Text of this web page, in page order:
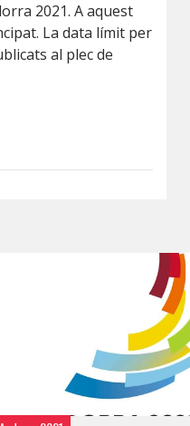
2021. A aquest
La data límit per
al plec de